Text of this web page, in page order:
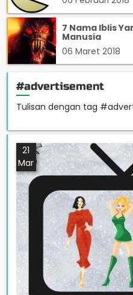
7 Nama Iblis
Manusia
06 Maret 2018
#advertisement
Tulisan dengan tag
21
Mar